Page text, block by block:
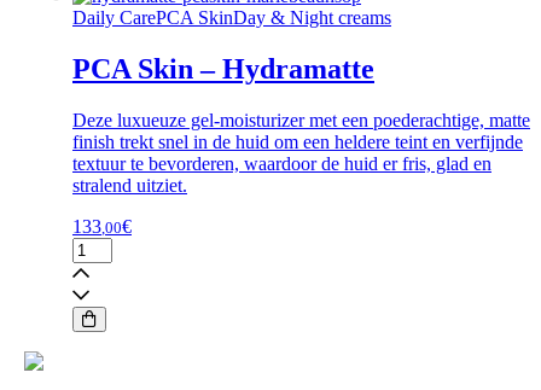
Daily CarePCA SkinDay & Night creams
PCA Skin – Hydramatte
Deze luxueuze gel-moisturizer met een poederachtige, matte
finish trekt snel in de huid om een ​​heldere teint en verfijnde
textuur te bevorderen, waardoor de huid er fris, glad en
stralend uitziet.
133,00€
PCA
Skin
-
Hydramatte
aantal